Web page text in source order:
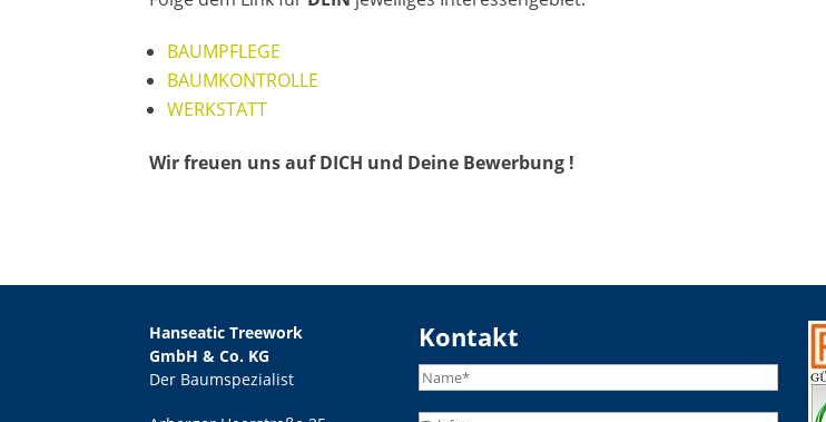
BAUMPFLEGE
BAUMKONTROLLE
WERKSTATT
Wir freuen uns auf DICH und Deine Bewerbung !
Hanseatic Treework
GmbH & Co. KG
Der Baumspezialist
Kontakt